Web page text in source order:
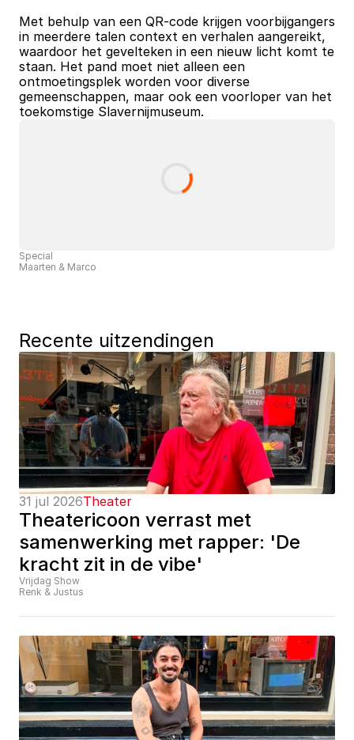
Met behulp van een QR-code krijgen voorbijgangers
in meerdere talen context en verhalen aangereikt,
waardoor het gevelteken in een nieuw licht komt te
staan. Het pand moet niet alleen een
ontmoetingsplek worden voor diverse
gemeenschappen, maar ook een voorloper van het
toekomstige Slavernijmuseum.
Special
Maarten & Marco
Recente uitzendingen
31 jul 2026Theater
Theatericoon verrast met
samenwerking met rapper: 'De
kracht zit in de vibe'
Vrijdag Show
Renk & Justus